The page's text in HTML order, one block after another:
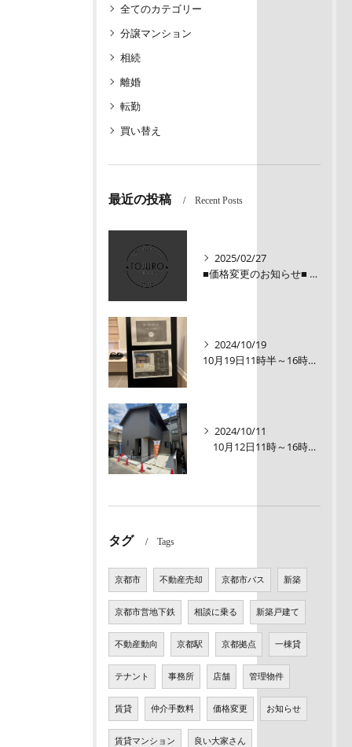
全てのカテゴリー
分譲マンション
相続
離婚
転勤
買い替え
最近の投稿 Recent Posts
2025/02/27
■価格変更のお知らせ■ メロディーハイム三条堺町2階
2024/10/19
10月19日11時半～16時00【オープンルーム】伏見区醍醐大構町新築戸建
2024/10/11
10月12日11時～16時【オープンルーム】伏見区醍醐大構町 新築戸建て
タグ Tags
京都市 不動産売却 京都市バス 新築
京都市営地下鉄 相談に乗る 新築戸建て
不動産動向 京都駅 京都拠点 一棟貸
テナント 事務所 店舗 管理物件
賃貸 仲介手数料 価格変更 お知らせ
賃貸マンション 良い大家さん